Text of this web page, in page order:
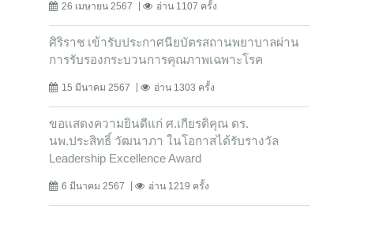
26 เมษายน 2567 อ่าน 1107 ครั้ง
ศิริราช เข้ารับประกาศนียบัตรสถานพยาบาลผ่าน
การรับรองกระบวนการคุณภาพเฉพาะโรค
15 มีนาคม 2567 อ่าน 1303 ครั้ง
ขอเเสดงความยินดีแก่ ศ.เกียรติคุณ ดร.
นพ.ประสิทธิ์ วัฒนาภา ในโอกาสได้รับรางวัล
Leadership Excellence Award
6 มีนาคม 2567 อ่าน 1219 ครั้ง